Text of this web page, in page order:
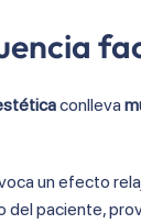
conlleva
un efecto
del paciente,